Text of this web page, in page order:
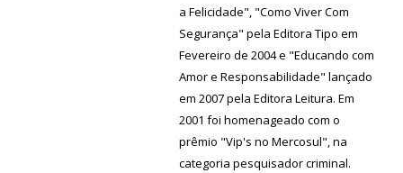
a Felicidade", "Como Viver Com
Segurança" pela Editora Tipo em
Fevereiro de 2004 e "Educando com
Amor e Responsabilidade" lançado
em 2007 pela Editora Leitura. Em
2001 foi homenageado com o
prêmio "Vip's no Mercosul", na
categoria pesquisador criminal.